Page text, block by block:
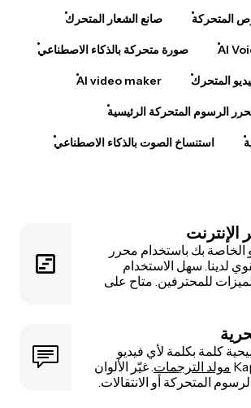
صانع الشعار المتحرك المتحركة
صورة متحركة بالذكاء الاصطناعي AI
AI video maker المتحرك
الرسوم المتحركة الرئيسية
استنساخ الصوت بالذكاء الاصطناعي
الإنترنت
الخاصة بك باستخدام محرر
لدينا. سهل الاستخدام
للمحترفين. متاح على
كلمة بكلمة لأي فيديو
مولد الترجمات . غيّر الألوان
المتحركة أو الانتقالات.